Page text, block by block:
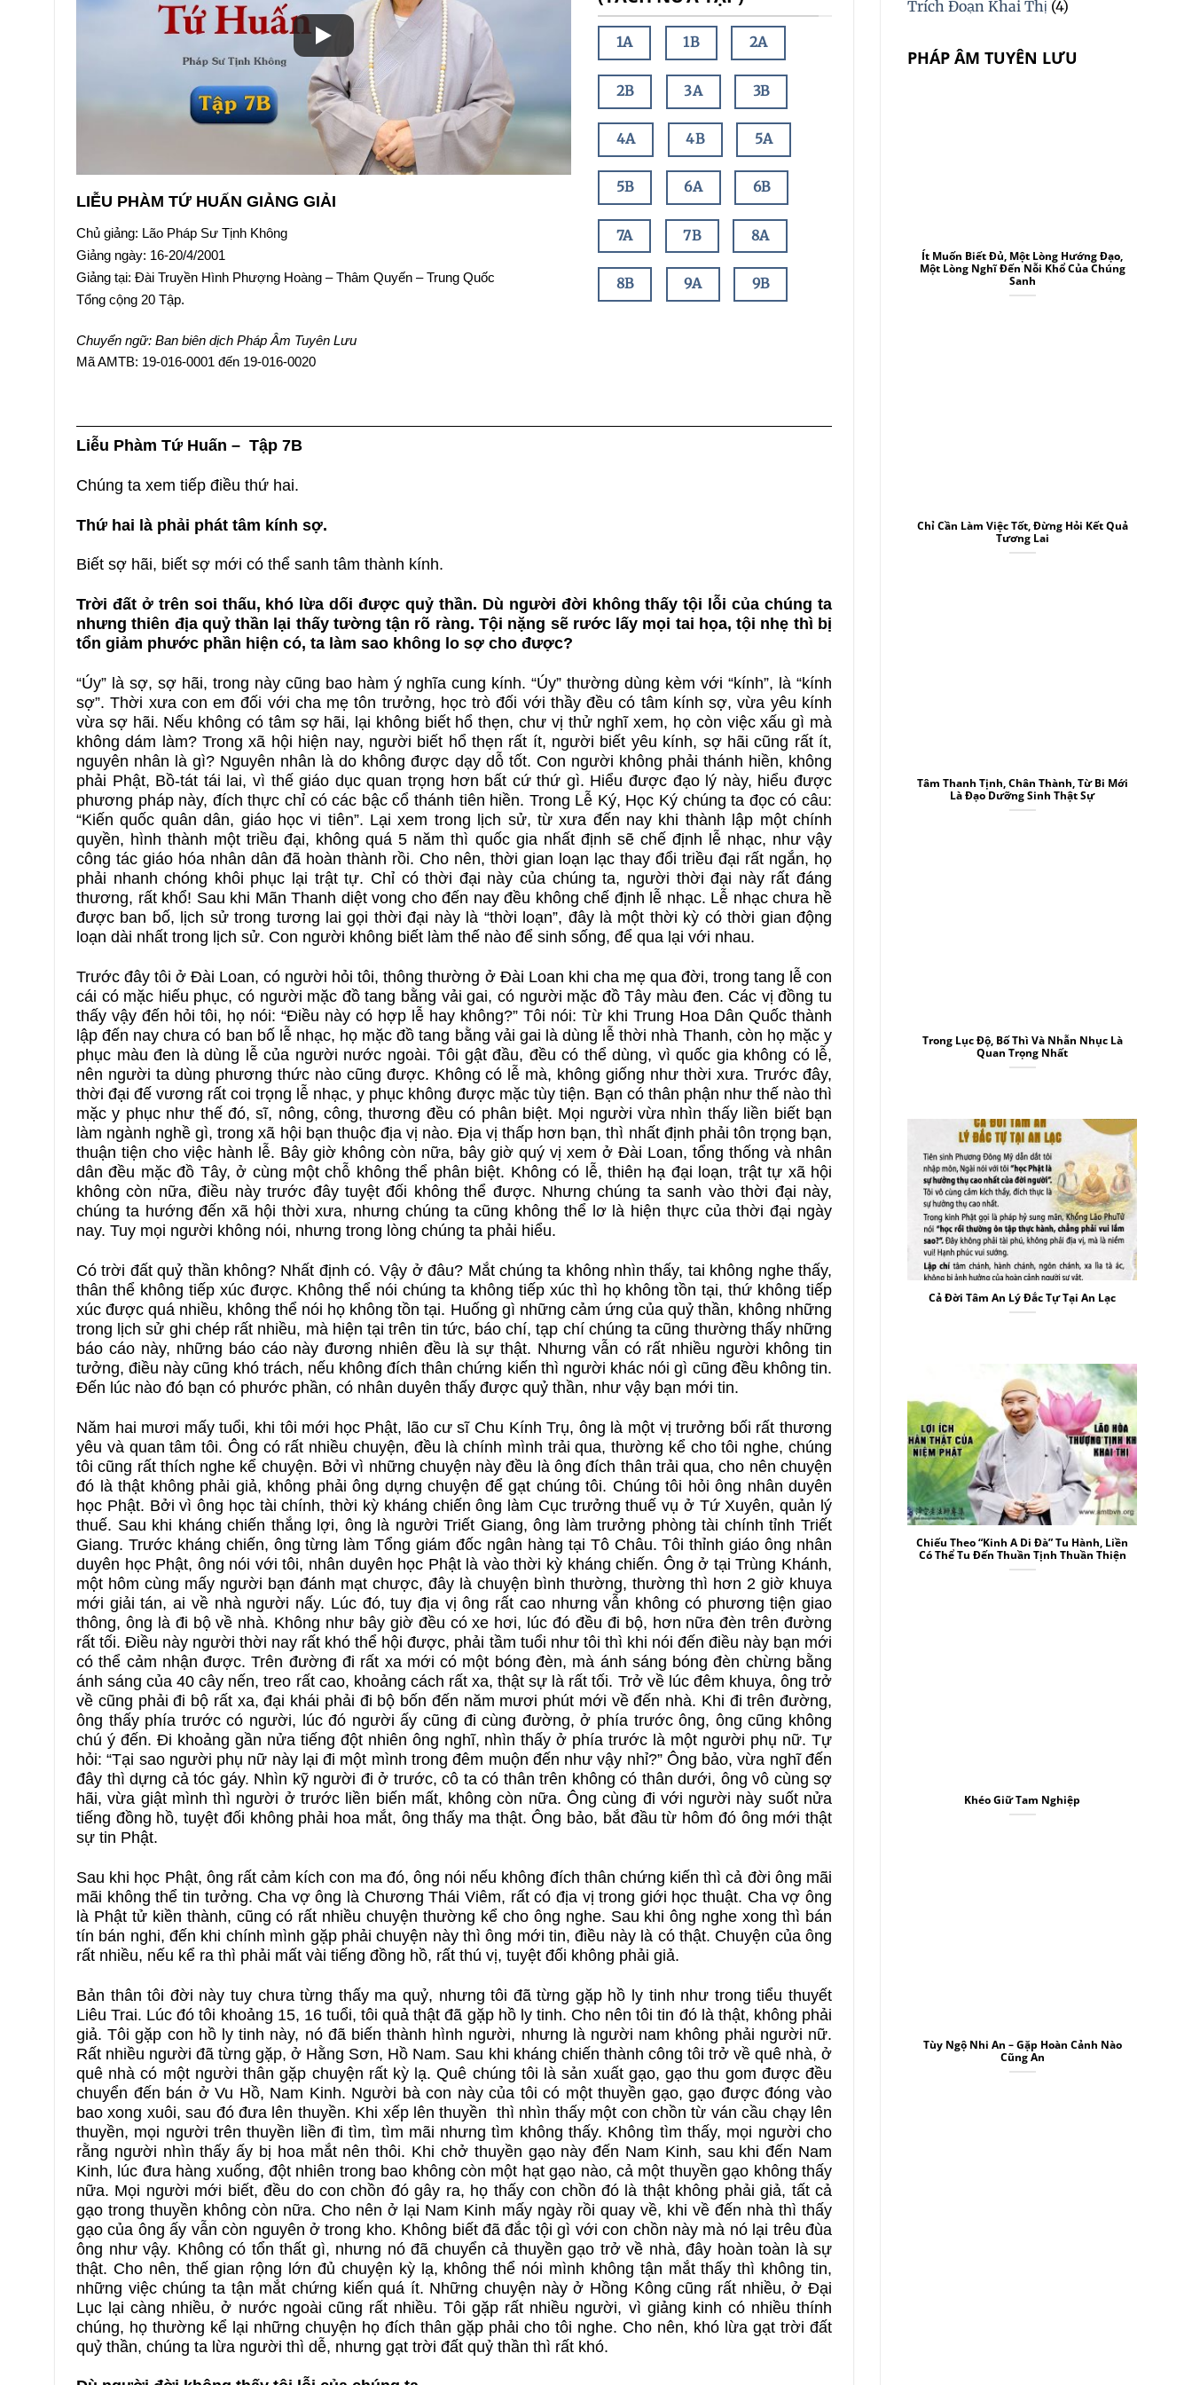
LIỄU PHÀM TỨ HUẤN GIẢNG GIẢI
Chủ giảng: Lão Pháp Sư Tịnh Không
Giảng ngày: 16-20/4/2001
Giảng tại: Đài Truyền Hình Phượng Hoàng – Thâm Quyến – Trung Quốc
Tổng cộng 20 Tập.
Chuyển ngữ: Ban biên dịch Pháp Âm Tuyên Lưu
Mã AMTB: 19-016-0001 đến 19-016-0020
1A 1B 2A
2B 3A 3B
4A 4B 5A
5B 6A 6B
7A 7B 8A
8B 9A 9B
13A 13B 14A
19A 19B 20A
Liễu Phàm Tứ Huấn – Tập 7B
Chúng ta xem tiếp điều thứ hai.
Thứ hai là phải phát tâm kính sợ.
Biết sợ hãi, biết sợ mới có thể sanh tâm thành kính.
Trời đất ở trên soi thấu, khó lừa dối được quỷ thần. Dù người đời không thấy tội lỗi của chúng ta
nhưng thiên địa quỷ thần lại thấy tường tận rõ ràng. Tội nặng sẽ rước lấy mọi tai họa, tội nhẹ thì bị
tổn giảm phước phần hiện có, ta làm sao không lo sợ cho được?
“Úy” là sợ, sợ hãi, trong này cũng bao hàm ý nghĩa cung kính. “Úy” thường dùng kèm với “kính”, là “kính
sợ”. Thời xưa con em đối với cha mẹ tôn trưởng, học trò đối với thầy đều có tâm kính sợ, vừa yêu kính
vừa sợ hãi. Nếu không có tâm sợ hãi, lại không biết hổ thẹn, chư vị thử nghĩ xem, họ còn việc xấu gì mà
không dám làm? Trong xã hội hiện nay, người biết hổ thẹn rất ít, người biết yêu kính, sợ hãi cũng rất ít,
nguyên nhân là gì? Nguyên nhân là do không được dạy dỗ tốt. Con người không phải thánh hiền, không
phải Phật, Bồ-tát tái lai, vì thế giáo dục quan trọng hơn bất cứ thứ gì. Hiểu được đạo lý này, hiểu được
phương pháp này, đích thực chỉ có các bậc cổ thánh tiên hiền. Trong Lễ Ký, Học Ký chúng ta đọc có câu:
“Kiến quốc quân dân, giáo học vi tiên”. Lại xem trong lịch sử, từ xưa đến nay khi thành lập một chính
quyền, hình thành một triều đại, không quá 5 năm thì quốc gia nhất định sẽ chế định lễ nhạc, như vậy
công tác giáo hóa nhân dân đã hoàn thành rồi. Cho nên, thời gian loạn lạc thay đổi triều đại rất ngắn, họ
phải nhanh chóng khôi phục lại trật tự. Chỉ có thời đại này của chúng ta, người thời đại này rất đáng
thương, rất khổ! Sau khi Mãn Thanh diệt vong cho đến nay đều không chế định lễ nhạc. Lễ nhạc chưa hề
được ban bố, lịch sử trong tương lai gọi thời đại này là “thời loạn”, đây là một thời kỳ có thời gian động
loạn dài nhất trong lịch sử. Con người không biết làm thế nào để sinh sống, để qua lại với nhau.
Trước đây tôi ở Đài Loan, có người hỏi tôi, thông thường ở Đài Loan khi cha mẹ qua đời, trong tang lễ con
cái có mặc hiếu phục, có người mặc đồ tang bằng vải gai, có người mặc đồ Tây màu đen. Các vị đồng tu
thấy vậy đến hỏi tôi, họ nói: “Điều này có hợp lễ hay không?” Tôi nói: Từ khi Trung Hoa Dân Quốc thành
lập đến nay chưa có ban bố lễ nhạc, họ mặc đồ tang bằng vải gai là dùng lễ thời nhà Thanh, còn họ mặc y
phục màu đen là dùng lễ của người nước ngoài. Tôi gật đầu, đều có thể dùng, vì quốc gia không có lễ,
nên người ta dùng phương thức nào cũng được. Không có lễ mà, không giống như thời xưa. Trước đây,
thời đại đế vương rất coi trọng lễ nhạc, y phục không được mặc tùy tiện. Bạn có thân phận như thế nào thì
mặc y phục như thế đó, sĩ, nông, công, thương đều có phân biệt. Mọi người vừa nhìn thấy liền biết bạn
làm ngành nghề gì, trong xã hội bạn thuộc địa vị nào. Địa vị thấp hơn bạn, thì nhất định phải tôn trọng bạn,
thuận tiện cho việc hành lễ. Bây giờ không còn nữa, bây giờ quý vị xem ở Đài Loan, tổng thống và nhân
dân đều mặc đồ Tây, ở cùng một chỗ không thể phân biệt. Không có lễ, thiên hạ đại loạn, trật tự xã hội
không còn nữa, điều này trước đây tuyệt đối không thể được. Nhưng chúng ta sanh vào thời đại này,
chúng ta hướng đến xã hội thời xưa, nhưng chúng ta cũng không thể lơ là hiện thực của thời đại ngày
nay. Tuy mọi người không nói, nhưng trong lòng chúng ta phải hiểu.
Có trời đất quỷ thần không? Nhất định có. Vậy ở đâu? Mắt chúng ta không nhìn thấy, tai không nghe thấy,
thân thể không tiếp xúc được. Không thể nói chúng ta không tiếp xúc thì họ không tồn tại, thứ không tiếp
xúc được quá nhiều, không thể nói họ không tồn tại. Huống gì những cảm ứng của quỷ thần, không những
trong lịch sử ghi chép rất nhiều, mà hiện tại trên tin tức, báo chí, tạp chí chúng ta cũng thường thấy những
báo cáo này, những báo cáo này đương nhiên đều là sự thật. Nhưng vẫn có rất nhiều người không tin
tưởng, điều này cũng khó trách, nếu không đích thân chứng kiến thì người khác nói gì cũng đều không tin.
Đến lúc nào đó bạn có phước phần, có nhân duyên thấy được quỷ thần, như vậy bạn mới tin.
Năm hai mươi mấy tuổi, khi tôi mới học Phật, lão cư sĩ Chu Kính Trụ, ông là một vị trưởng bối rất thương
yêu và quan tâm tôi. Ông có rất nhiều chuyện, đều là chính mình trải qua, thường kể cho tôi nghe, chúng
tôi cũng rất thích nghe kể chuyện. Bởi vì những chuyện này đều là ông đích thân trải qua, cho nên chuyện
đó là thật không phải giả, không phải ông dựng chuyện để gạt chúng tôi. Chúng tôi hỏi ông nhân duyên
học Phật. Bởi vì ông học tài chính, thời kỳ kháng chiến ông làm Cục trưởng thuế vụ ở Tứ Xuyên, quản lý
thuế. Sau khi kháng chiến thắng lợi, ông là người Triết Giang, ông làm trưởng phòng tài chính tỉnh Triết
Giang. Trước kháng chiến, ông từng làm Tổng giám đốc ngân hàng tại Tô Châu. Tôi thỉnh giáo ông nhân
duyên học Phật, ông nói với tôi, nhân duyên học Phật là vào thời kỳ kháng chiến. Ông ở tại Trùng Khánh,
một hôm cùng mấy người bạn đánh mạt chược, đây là chuyện bình thường, thường thì hơn 2 giờ khuya
mới giải tán, ai về nhà người nấy. Lúc đó, tuy địa vị ông rất cao nhưng vẫn không có phương tiện giao
thông, ông là đi bộ về nhà. Không như bây giờ đều có xe hơi, lúc đó đều đi bộ, hơn nữa đèn trên đường
rất tối. Điều này người thời nay rất khó thể hội được, phải tầm tuổi như tôi thì khi nói đến điều này bạn mới
có thể cảm nhận được. Trên đường đi rất xa mới có một bóng đèn, mà ánh sáng bóng đèn chừng bằng
ánh sáng của 40 cây nến, treo rất cao, khoảng cách rất xa, thật sự là rất tối. Trở về lúc đêm khuya, ông trở
về cũng phải đi bộ rất xa, đại khái phải đi bộ bốn đến năm mươi phút mới về đến nhà. Khi đi trên đường,
ông thấy phía trước có người, lúc đó người ấy cũng đi cùng đường, ở phía trước ông, ông cũng không
chú ý đến. Đi khoảng gần nửa tiếng đột nhiên ông nghĩ, nhìn thấy ở phía trước là một người phụ nữ. Tự
hỏi: “Tại sao người phụ nữ này lại đi một mình trong đêm muộn đến như vậy nhỉ?” Ông bảo, vừa nghĩ đến
đây thì dựng cả tóc gáy. Nhìn kỹ người đi ở trước, cô ta có thân trên không có thân dưới, ông vô cùng sợ
hãi, vừa giật mình thì người ở trước liền biến mất, không còn nữa. Ông cùng đi với người này suốt nửa
tiếng đồng hồ, tuyệt đối không phải hoa mắt, ông thấy ma thật. Ông bảo, bắt đầu từ hôm đó ông mới thật
sự tin Phật.
Sau khi học Phật, ông rất cảm kích con ma đó, ông nói nếu không đích thân chứng kiến thì cả đời ông mãi
mãi không thể tin tưởng. Cha vợ ông là Chương Thái Viêm, rất có địa vị trong giới học thuật. Cha vợ ông
là Phật tử kiền thành, cũng có rất nhiều chuyện thường kể cho ông nghe. Sau khi ông nghe xong thì bán
tín bán nghi, đến khi chính mình gặp phải chuyện này thì ông mới tin, điều này là có thật. Chuyện của ông
rất nhiều, nếu kể ra thì phải mất vài tiếng đồng hồ, rất thú vị, tuyệt đối không phải giả.
Bản thân tôi đời này tuy chưa từng thấy ma quỷ, nhưng tôi đã từng gặp hồ ly tinh như trong tiểu thuyết
Liêu Trai. Lúc đó tôi khoảng 15, 16 tuổi, tôi quả thật đã gặp hồ ly tinh. Cho nên tôi tin đó là thật, không phải
giả. Tôi gặp con hồ ly tinh này, nó đã biến thành hình người, nhưng là người nam không phải người nữ.
Rất nhiều người đã từng gặp, ở Hằng Sơn, Hồ Nam. Sau khi kháng chiến thành công tôi trở về quê nhà, ở
quê nhà có một người thân gặp chuyện rất kỳ lạ. Quê chúng tôi là sản xuất gạo, gạo thu gom được đều
chuyển đến bán ở Vu Hồ, Nam Kinh. Người bà con này của tôi có một thuyền gạo, gạo được đóng vào
bao xong xuôi, sau đó đưa lên thuyền. Khi xếp lên thuyền thì nhìn thấy một con chồn từ ván cầu chạy lên
thuyền, mọi người trên thuyền liền đi tìm, tìm mãi nhưng tìm không thấy. Không tìm thấy, mọi người cho
rằng người nhìn thấy ấy bị hoa mắt nên thôi. Khi chở thuyền gạo này đến Nam Kinh, sau khi đến Nam
Kinh, lúc đưa hàng xuống, đột nhiên trong bao không còn một hạt gạo nào, cả một thuyền gạo không thấy
nữa. Mọi người mới biết, đều do con chồn đó gây ra, họ thấy con chồn đó là thật không phải giả, tất cả
gạo trong thuyền không còn nữa. Cho nên ở lại Nam Kinh mấy ngày rồi quay về, khi về đến nhà thì thấy
gạo của ông ấy vẫn còn nguyên ở trong kho. Không biết đã đắc tội gì với con chồn này mà nó lại trêu đùa
ông như vậy. Không có tổn thất gì, nhưng nó đã chuyển cả thuyền gạo trở về nhà, đây hoàn toàn là sự
thật. Cho nên, thế gian rộng lớn đủ chuyện kỳ lạ, không thể nói mình không tận mắt thấy thì không tin,
những việc chúng ta tận mắt chứng kiến quá ít. Những chuyện này ở Hồng Kông cũng rất nhiều, ở Đại
Lục lại càng nhiều, ở nước ngoài cũng rất nhiều. Tôi gặp rất nhiều người, vì giảng kinh có nhiều thính
chúng, họ thường kể lại những chuyện họ đích thân gặp phải cho tôi nghe. Cho nên, khó lừa gạt trời đất
quỷ thần, chúng ta lừa người thì dễ, nhưng gạt trời đất quỷ thần thì rất khó.
Trích Đoạn Khai Thị (4)
PHÁP ÂM TUYÊN LƯU
Ít Muốn Biết Đủ, Một Lòng Hướng Đạo,
Một Lòng Nghĩ Đến Nỗi Khổ Của Chúng
Sanh
Chỉ Cần Làm Việc Tốt, Đừng Hỏi Kết Quả
Tương Lai
Tâm Thanh Tịnh, Chân Thành, Từ Bi Mới
Là Đạo Dưỡng Sinh Thật Sự
Trong Lục Độ, Bố Thì Và Nhẫn Nhục Là
Quan Trọng Nhất
Cả Đời Tâm An Lý Đắc Tự Tại An Lạc
Chiếu Theo “Kinh A Di Đà” Tu Hành, Liền
Có Thể Tu Đến Thuần Tịnh Thuần Thiện
Khéo Giữ Tam Nghiệp
Tùy Ngộ Nhi An – Gặp Hoàn Cảnh Nào
Cũng An